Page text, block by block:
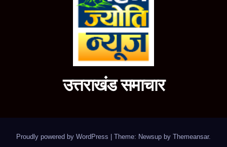
उत्तराखंड समाचार
Proudly powered by WordPress Theme: Newsup by Themeansar.